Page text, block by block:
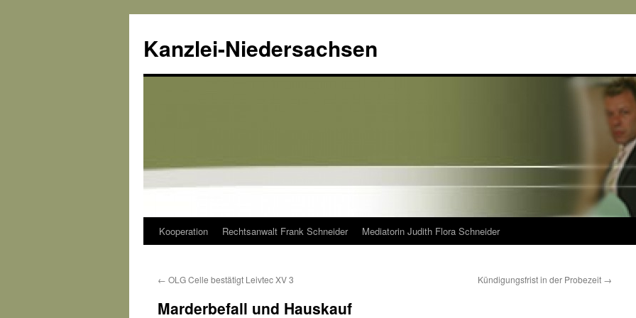
Kanzlei-Niedersachsen
Zum
springen
Kooperation Rechtsanwalt Frank Schneider Mediatorin Judith Flora Schneider
← OLG Celle bestätigt Leivtec XV 3 Kündigungsfrist in der Probezeit →
Marderbefall und Hauskauf